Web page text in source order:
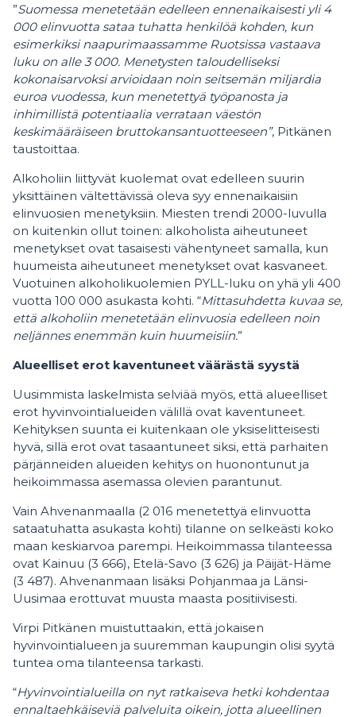
”Suomessa menetetään edelleen ennenaikaisesti yli 4
000 elinvuotta sataa tuhatta henkilöä kohden, kun
esimerkiksi naapurimaassamme Ruotsissa vastaava
luku on alle 3 000. Menetysten taloudelliseksi
kokonaisarvoksi arvioidaan noin seitsemän miljardia
euroa vuodessa, kun menetettyä työpanosta ja
inhimillistä potentiaalia verrataan väestön
keskimääräiseen bruttokansantuotteeseen”, Pitkänen
taustoittaa.
Alkoholiin liittyvät kuolemat ovat edelleen suurin
yksittäinen vältettävissä oleva syy ennenaikaisiin
elinvuosien menetyksiin. Miesten trendi 2000-luvulla
on kuitenkin ollut toinen: alkoholista aiheutuneet
menetykset ovat tasaisesti vähentyneet samalla, kun
huumeista aiheutuneet menetykset ovat kasvaneet.
Vuotuinen alkoholikuolemien PYLL-luku on yhä yli 400
vuotta 100 000 asukasta kohti. “Mittasuhdetta kuvaa se,
että alkoholiin menetetään elinvuosia edelleen noin
neljännes enemmän kuin huumeisiin.”
Alueelliset erot kaventuneet väärästä syystä
Uusimmista laskelmista selviää myös, että alueelliset
erot hyvinvointialueiden välillä ovat kaventuneet.
Kehityksen suunta ei kuitenkaan ole yksiselitteisesti
hyvä, sillä erot ovat tasaantuneet siksi, että parhaiten
pärjänneiden alueiden kehitys on huonontunut ja
heikoimmassa asemassa olevien parantunut.
Vain Ahvenanmaalla (2 016 menetettyä elinvuotta
sataatuhatta asukasta kohti) tilanne on selkeästi koko
maan keskiarvoa parempi. Heikoimmassa tilanteessa
ovat Kainuu (3 666), Etelä-Savo (3 626) ja Päijät-Häme
(3 487). Ahvenanmaan lisäksi Pohjanmaa ja Länsi-
Uusimaa erottuvat muusta maasta positiivisesti.
Virpi Pitkänen muistuttaakin, että jokaisen
hyvinvointialueen ja suuremman kaupungin olisi syytä
tuntea oma tilanteensa tarkasti.
“Hyvinvointialueilla on nyt ratkaiseva hetki kohdentaa
ennaltaehkäiseviä palveluita oikein, jotta alueellinen